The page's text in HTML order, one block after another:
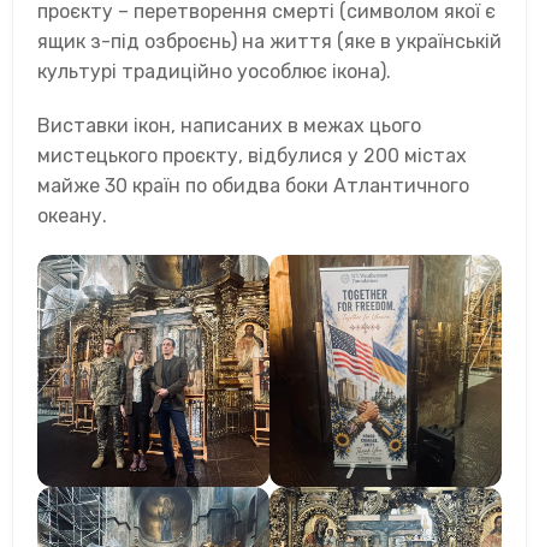
проєкту – перетворення смерті (символом якої є
ящик з-під озброєнь) на життя (яке в українській
культурі традиційно уособлює ікона).
Виставки ікон, написаних в межах цього
мистецького проєкту, відбулися у 200 містах
майже 30 країн по обидва боки Атлантичного
океану.